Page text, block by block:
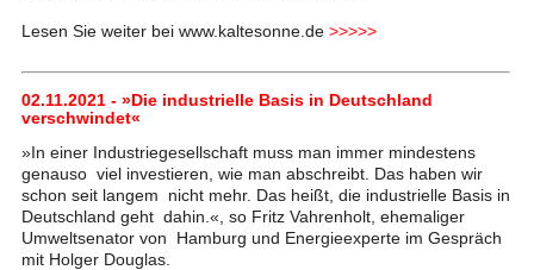
Lesen Sie weiter bei www.kaltesonne.de >>>>>
02.11.2021 - »Die industrielle Basis in Deutschland
verschwindet«
»In einer Industriegesellschaft muss man immer mindestens
genauso viel investieren, wie man abschreibt. Das haben wir
schon seit langem nicht mehr. Das heißt, die industrielle Basis in
Deutschland geht dahin.«, so Fritz Vahrenholt, ehemaliger
Umweltsenator von Hamburg und Energieexperte im Gespräch
mit Holger Douglas.